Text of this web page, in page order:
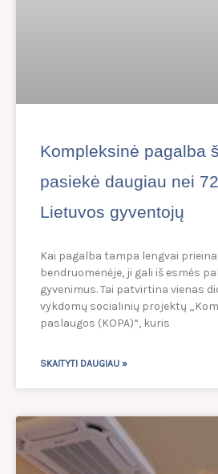
Kompleksinė pagalba
pasiekė daugiau nei
Lietuvos gyventojų
Kai pagalba tampa lengvai
bendruomenėje, ji gali iš esmės
gyvenimus. Tai patvirtina vienas
vykdomų socialinių projektų
paslaugos (KOPA)“, kuris
SKAITYTI DAUGIAU »